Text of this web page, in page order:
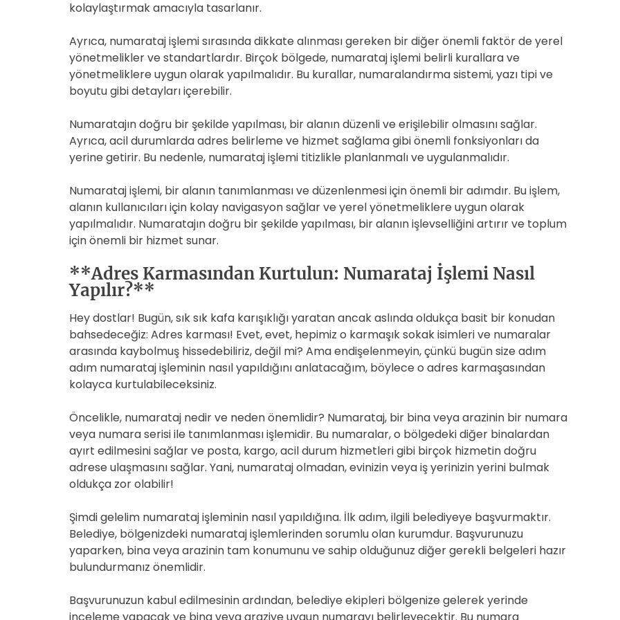
kolaylaştırmak amacıyla tasarlanır.
Ayrıca, numarataj işlemi sırasında dikkate alınması gereken bir diğer önemli faktör de yerel
yönetmelikler ve standartlardır. Birçok bölgede, numarataj işlemi belirli kurallara ve
yönetmeliklere uygun olarak yapılmalıdır. Bu kurallar, numaralandırma sistemi, yazı tipi ve
boyutu gibi detayları içerebilir.
Numaratajın doğru bir şekilde yapılması, bir alanın düzenli ve erişilebilir olmasını sağlar.
Ayrıca, acil durumlarda adres belirleme ve hizmet sağlama gibi önemli fonksiyonları da
yerine getirir. Bu nedenle, numarataj işlemi titizlikle planlanmalı ve uygulanmalıdır.
Numarataj işlemi, bir alanın tanımlanması ve düzenlenmesi için önemli bir adımdır. Bu işlem,
alanın kullanıcıları için kolay navigasyon sağlar ve yerel yönetmeliklere uygun olarak
yapılmalıdır. Numaratajın doğru bir şekilde yapılması, bir alanın işlevselliğini artırır ve toplum
için önemli bir hizmet sunar.
**Adres Karmasından Kurtulun: Numarataj İşlemi Nasıl
Yapılır?**
Hey dostlar! Bugün, sık sık kafa karışıklığı yaratan ancak aslında oldukça basit bir konudan
bahsedeceğiz: Adres karması! Evet, evet, hepimiz o karmaşık sokak isimleri ve numaralar
arasında kaybolmuş hissedebiliriz, değil mi? Ama endişelenmeyin, çünkü bugün size adım
adım numarataj işleminin nasıl yapıldığını anlatacağım, böylece o adres karmaşasından
kolayca kurtulabileceksiniz.
Öncelikle, numarataj nedir ve neden önemlidir? Numarataj, bir bina veya arazinin bir numara
veya numara serisi ile tanımlanması işlemidir. Bu numaralar, o bölgedeki diğer binalardan
ayırt edilmesini sağlar ve posta, kargo, acil durum hizmetleri gibi birçok hizmetin doğru
adrese ulaşmasını sağlar. Yani, numarataj olmadan, evinizin veya iş yerinizin yerini bulmak
oldukça zor olabilir!
Şimdi gelelim numarataj işleminin nasıl yapıldığına. İlk adım, ilgili belediyeye başvurmaktır.
Belediye, bölgenizdeki numarataj işlemlerinden sorumlu olan kurumdur. Başvurunuzu
yaparken, bina veya arazinin tam konumunu ve sahip olduğunuz diğer gerekli belgeleri hazır
bulundurmanız önemlidir.
Başvurunuzun kabul edilmesinin ardından, belediye ekipleri bölgenize gelerek yerinde